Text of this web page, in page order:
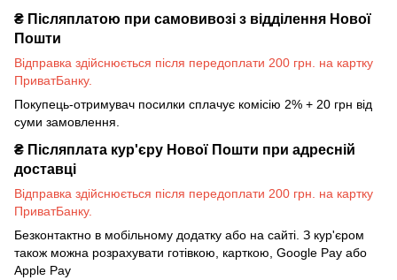
₴ Післяплатою при самовивозі з відділення Нової
Пошти
Відправка здійснюється після передоплати 200 грн. на картку
ПриватБанку.
Покупець-отримувач посилки сплачує комісію 2% + 20 грн від
суми замовлення.
₴ Післяплата кур'єру Нової Пошти при адресній
доставці
Відправка здійснюється після передоплати 200 грн. на картку
ПриватБанку.
Безконтактно в мобільному додатку або на сайті. З кур'єром
також можна розрахувати готівкою, карткою, Google Pay або
Apple Pay